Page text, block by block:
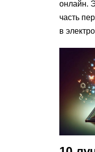
онлайн.
часть
в